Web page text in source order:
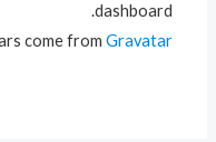
dashboard.
come from Gravatar